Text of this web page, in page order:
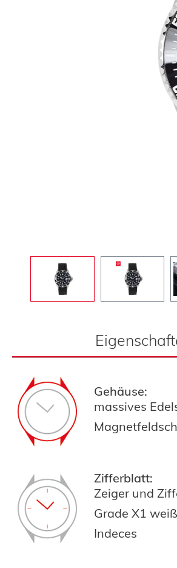
Gehäuse:
massives
Zifferblatt:
Zeiger und
Grade X1
Indeces